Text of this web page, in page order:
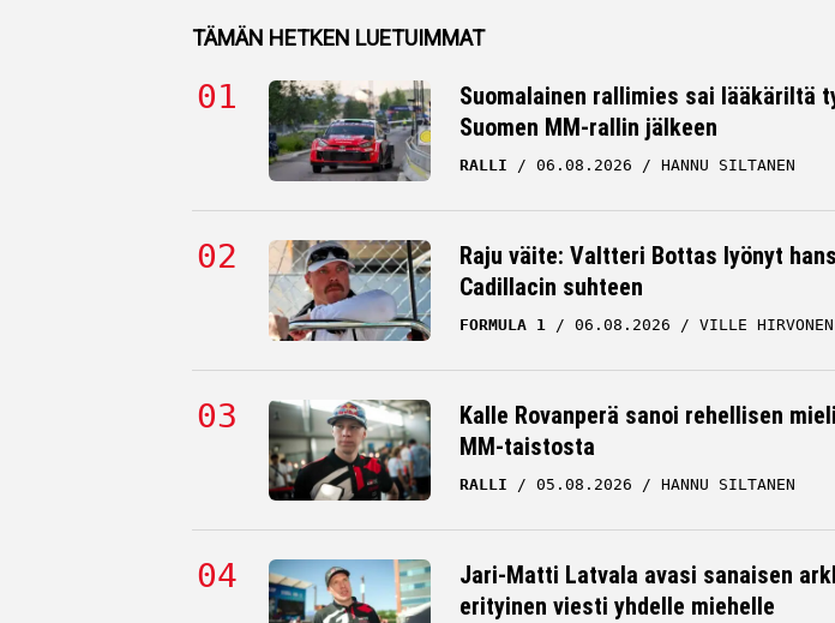
TÄMÄN HETKEN LUETUIMMAT
Suomalainen rallimies sai lääkäriltä
Suomen MM-rallin jälkeen
RALLI 06.08.2026 HANNU SILTANEN
Raju väite: Valtteri Bottas lyönyt
Cadillacin suhteen
FORMULA 1 06.08.2026 VILLE HIRVONEN
Kalle Rovanperä sanoi rehellisen
MM-taistosta
RALLI 05.08.2026 HANNU SILTANEN
Jari-Matti Latvala avasi sanaisen
erityinen viesti yhdelle miehelle